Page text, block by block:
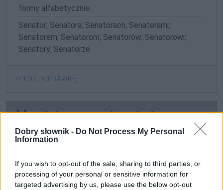
Dobry słownik - Do Not Process My Personal
Information
If you wish to opt-out of the sale, sharing to third parties, or
processing of your personal or sensitive information for
targeted advertising by us, please use the below opt-out
formy alfabetycznie:
Senator; Senatora; Senatorach; Senatorami;
Senatorem; Senatorom; Senatorów; Senatorowi;
Senatory; Senatorze
ZGŁOŚ POPRAWKĘ